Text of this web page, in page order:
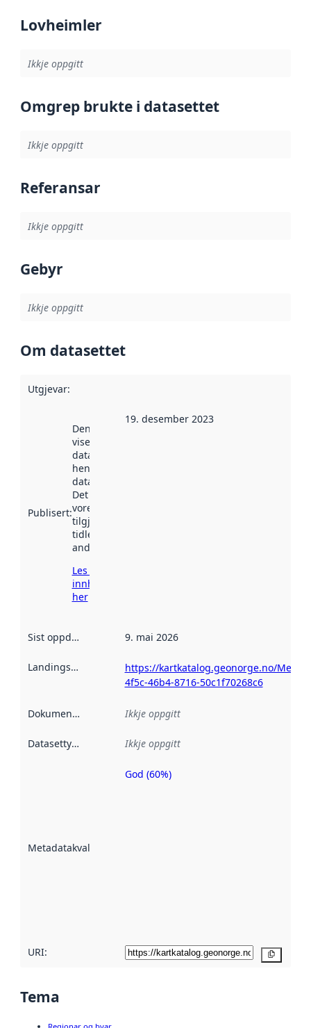
Lovheimler
Ikkje oppgitt
Omgrep brukte i datasettet
Ikkje oppgitt
Referansar
Ikkje oppgitt
Gebyr
Ikkje oppgitt
Om datasettet
Utgjevar:
Publisert:
Denne datoen
viser når
datasettet vart
henta inn av
data.norge.no.
Det kan ha
vore
tilgjengeleg
tidlegare
andre stader.
Les meir om
innhenting
her
19. desember 2023
Sist oppdatert 9. mai 2026
Landingsside
https://kartkatalog.geonorge.no/
4f5c-46b4-8716-50c1f70268c6
Dokumentasjon Ikkje oppgitt
Datasettype Ikkje oppgitt
Metadatakvalitet
Metadatakvalitet
God (60%)
URI:
Tema
Regionar og byar